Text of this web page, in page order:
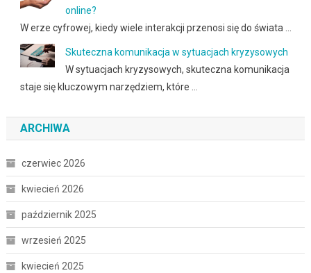
online?
W erze cyfrowej, kiedy wiele interakcji przenosi się do świata …
Skuteczna komunikacja w sytuacjach kryzysowych
W sytuacjach kryzysowych, skuteczna komunikacja
staje się kluczowym narzędziem, które …
ARCHIWA
czerwiec 2026
kwiecień 2026
październik 2025
wrzesień 2025
kwiecień 2025